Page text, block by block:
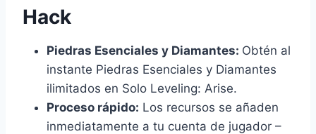
Hack
Piedras Esenciales y Diamantes: Obtén al
instante Piedras Esenciales y Diamantes
ilimitados en Solo Leveling: Arise.
Proceso rápido: Los recursos se añaden
inmediatamente a tu cuenta de jugador –